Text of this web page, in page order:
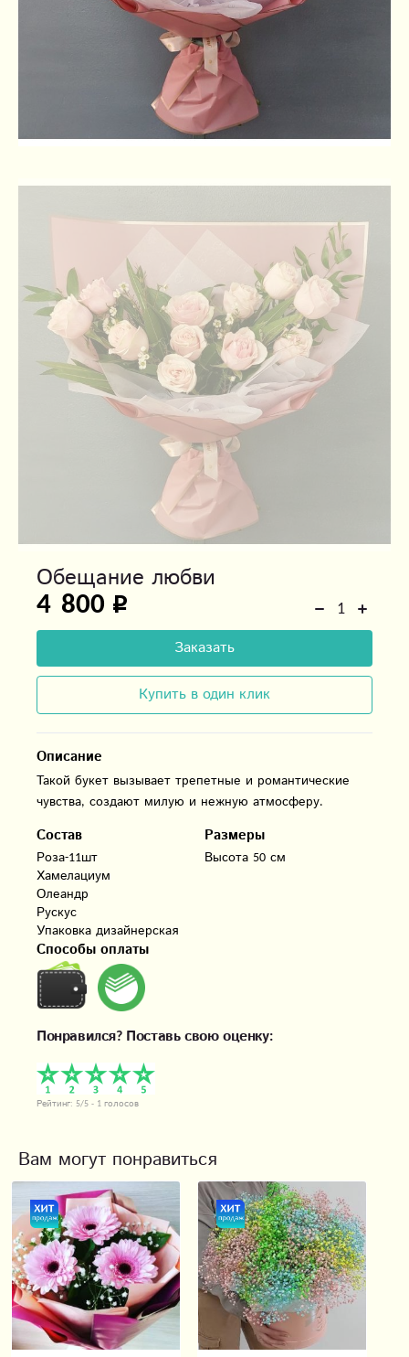
Обещание любви
4 800
Заказать
Купить в один клик
Описание
Такой букет вызывает трепетные и романтические
чувства, создают милую и нежную атмосферу.
Состав
Роза-11шт
Хамелациум
Олеандр
Рускус
Упаковка дизайнерская
Размеры
Высота 50 см
Способы оплаты
Понравился? Поставь свою оценку:
Рейтинг: 5/5 - 1 голосов
Вам могут понравиться